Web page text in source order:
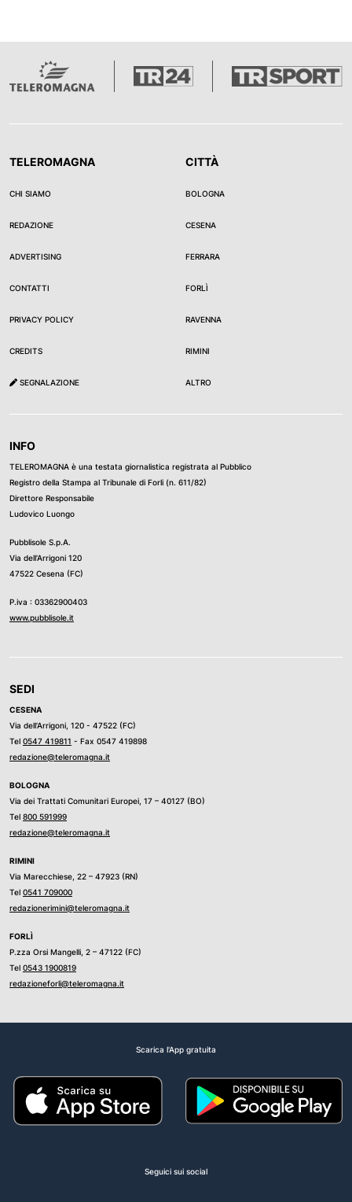
TELEROMAGNA
CHI SIAMO
REDAZIONE
ADVERTISING
CONTATTI
PRIVACY POLICY
CREDITS
SEGNALAZIONE
CITTÀ
BOLOGNA
CESENA
FERRARA
FORLÌ
RAVENNA
RIMINI
ALTRO
INFO
TELEROMAGNA è una testata giornalistica registrata al Pubblico
Registro della Stampa al Tribunale di Forli (n. 611/82)
Direttore Responsabile
Ludovico Luongo
Pubblisole S.p.A.
Via dell’Arrigoni 120
47522 Cesena (FC)
P.iva : 03362900403
www.pubblisole.it
SEDI
CESENA
Via dell’Arrigoni, 120 - 47522 (FC)
Tel 0547 419811 - Fax 0547 419898
redazione@teleromagna.it
BOLOGNA
Via dei Trattati Comunitari Europei, 17 – 40127 (BO)
Tel 800 591999
redazione@teleromagna.it
RIMINI
Via Marecchiese, 22 – 47923 (RN)
Tel 0541 709000
redazionerimini@teleromagna.it
FORLÌ
P.zza Orsi Mangelli, 2 – 47122 (FC)
Tel 0543 1900819
redazioneforli@teleromagna.it
Scarica l'App gratuita
Seguici sui social